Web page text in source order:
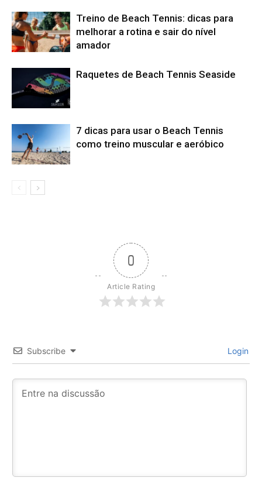
Treino de Beach Tennis: dicas para
melhorar a rotina e sair do nível
amador
Raquetes de Beach Tennis Seaside
7 dicas para usar o Beach Tennis
como treino muscular e aeróbico
0
Article Rating
Subscribe Login